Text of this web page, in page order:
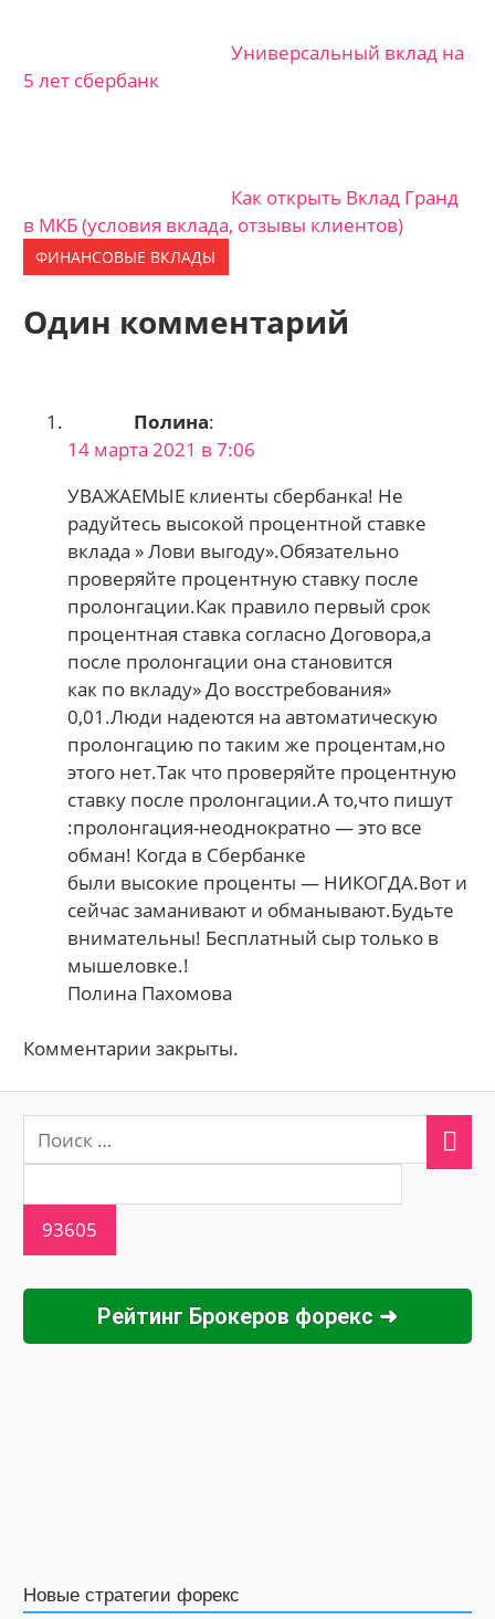
Универсальный вклад на
5 лет сбербанк
Как открыть Вклад Гранд
в МКБ (условия вклада, отзывы клиентов)
ФИНАНСОВЫЕ ВКЛАДЫ
Один комментарий
Полина:
14 марта 2021 в 7:06
УВАЖАЕМЫЕ клиенты сбербанка! Не
радуйтесь высокой процентной ставке
вклада » Лови выгоду».Обязательно
проверяйте процентную ставку после
пролонгации.Как правило первый срок
процентная ставка согласно Договора,а
после пролонгации она становится
как по вкладу» До восстребования»
0,01.Люди надеются на автоматическую
пролонгацию по таким же процентам,но
этого нет.Так что проверяйте процентную
ставку после пролонгации.А то,что пишут
:пролонгация-неоднократно — это все
обман! Когда в Сбербанке
были высокие проценты — НИКОГДА.Вот и
сейчас заманивают и обманывают.Будьте
внимательны! Бесплатный сыр только в
мышеловке.!
Полина Пахомова
Комментарии закрыты.
Рейтинг Брокеров форекс ➜
Новые стратегии форекс